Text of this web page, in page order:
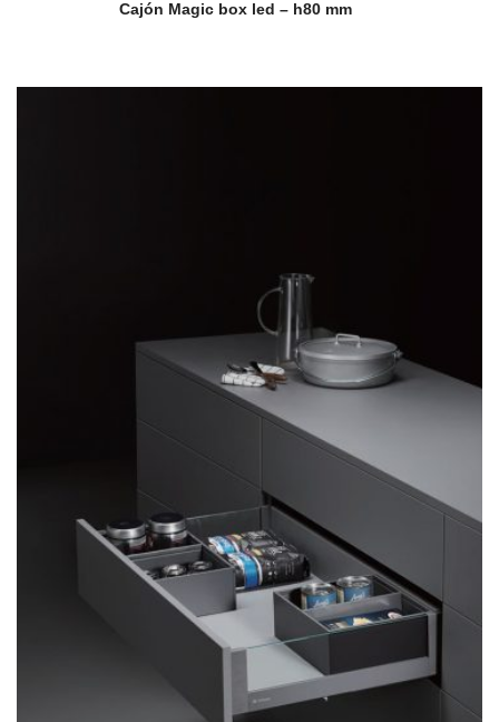
Cajón Magic box led – h80 mm